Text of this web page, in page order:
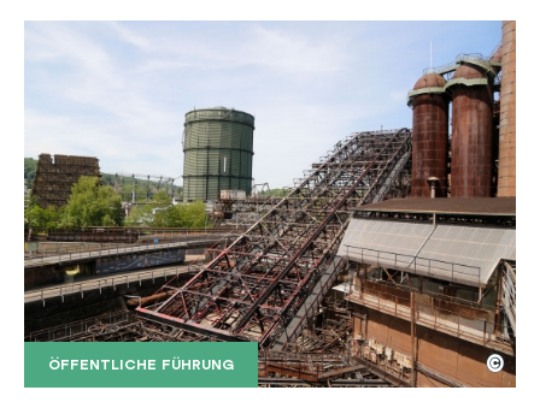
ÖFFENTLICHE FÜHRUNG
Der Erzschrägaufzug der Völklinger Hütte mit
Copyright: Weltkulturerbe Völklinger Hütte | Karl
©